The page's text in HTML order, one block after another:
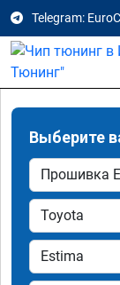
Telegram:
Выберите